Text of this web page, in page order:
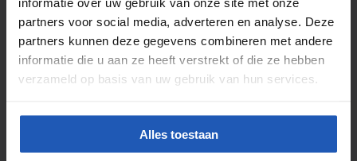
partners voor social media, adverteren en analyse. Deze
partners kunnen deze gegevens combineren met andere
informatie die u aan ze heeft verstrekt of die ze hebben
verzameld op basis van uw gebruik van hun services.
Alles toestaan
kulowy
9 Rzeczy
Rura powietrzna - Zacisk montażowy
2 Rzeczy